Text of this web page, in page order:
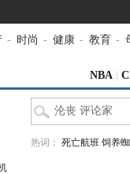
- 时尚 - 健康 - 教育 -
NBA
热词： 死亡航班 饲养